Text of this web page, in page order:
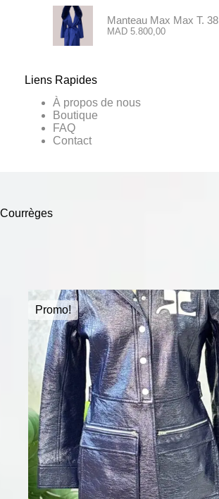
Courrèges
Promo!
Manteau Max Max T. 38
MAD5.800,00
Liens Rapides
À propos de nous
Boutique
FAQ
Contact